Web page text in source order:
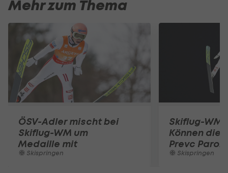
Mehr zum Thema
ÖSV-Adler mischt bei
Skiflug-WM um
Medaille mit
Skispringen
Skiflug-WM
Können die
Prevc Paroli
Skispringen